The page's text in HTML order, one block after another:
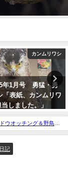
カンムリワシ
年1月号 勇猛・勇
「表紙、カンムリワ
しました。」
ウオッチング＆野鳥撮
記